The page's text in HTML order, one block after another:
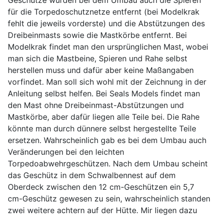
für die Torpedoschutznetze entfernt (bei Modelkrak
fehlt die jeweils vorderste) und die Abstützungen des
Dreibeinmasts sowie die Mastkörbe entfernt. Bei
Modelkrak findet man den ursprünglichen Mast, wobei
man sich die Mastbeine, Spieren und Rahe selbst
herstellen muss und dafür aber keine Maßangaben
vorfindet. Man soll sich wohl mit der Zeichnung in der
Anleitung selbst helfen. Bei Seals Models findet man
den Mast ohne Dreibeinmast-Abstützungen und
Mastkörbe, aber dafür liegen alle Teile bei. Die Rahe
könnte man durch dünnere selbst hergestellte Teile
ersetzen. Wahrscheinlich gab es bei dem Umbau auch
Veränderungen bei den leichten
Torpedoabwehrgeschützen. Nach dem Umbau scheint
das Geschütz in dem Schwalbennest auf dem
Oberdeck zwischen den 12 cm-Geschützen ein 5,7
cm-Geschütz gewesen zu sein, wahrscheinlich standen
zwei weitere achtern auf der Hütte. Mir liegen dazu